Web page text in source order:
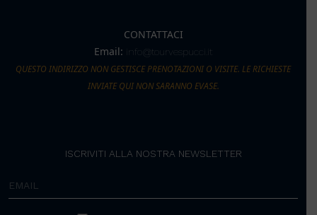
CONTATTACI
Email: info@tourvespucci.it
QUESTO INDIRIZZO NON GESTISCE PRENOTAZIONI O VISITE. LE RICHIESTE
INVIATE QUI NON SARANNO EVASE.
ISCRIVITI ALLA NOSTRA NEWSLETTER